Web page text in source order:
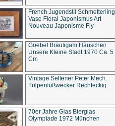
French Jugendstil Schmetterling
Vase Floral Japonismus Art
Nouveau Japonisme Fly
Goebel Bräutigam Häuschen
Unsere Kleine Stadt 1970 Ca. 5
Cm
Vintage Seltener Peter Mech.
Tulpenfußwecker Rechteckig
70er Jahre Glas Bierglas
Olympiade 1972 München